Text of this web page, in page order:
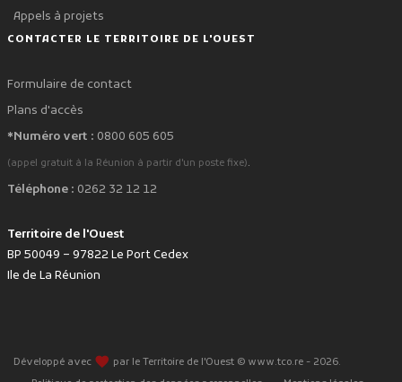
Appels à projets
CONTACTER LE TERRITOIRE DE L'OUEST
Formulaire de contact
Plans d'accès
*Numéro vert : 0800 605 605
(appel gratuit à la Réunion à partir d'un poste fixe).
Téléphone : 0262 32 12 12
Territoire de l'Ouest
BP 50049 – 97822 Le Port Cedex
Ile de La Réunion
Développé avec favorite par le Territoire de l'Ouest © www.tco.re - 2026.